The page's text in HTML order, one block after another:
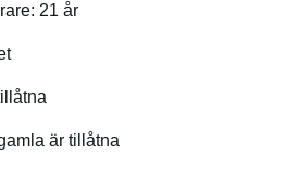
21 år
är tillåtna